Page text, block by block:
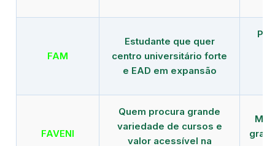
FAM
Estudante que quer
centro universitário forte
e EAD em expansão
FAVENI
Quem procura grande
variedade de cursos e
valor acessível na